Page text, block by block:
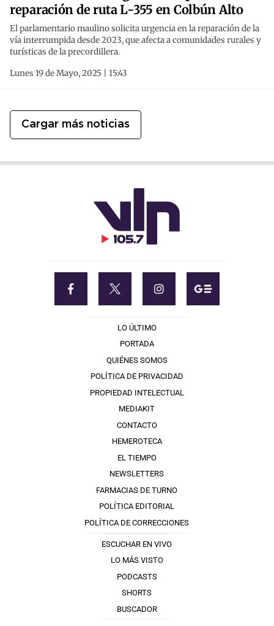
reparación de ruta L-355 en Colbún Alto
El parlamentario maulino solicita urgencia en la reparación de la
vía interrumpida desde 2023, que afecta a comunidades rurales y
turísticas de la precordillera.
Lunes 19 de Mayo, 2025 | 15:43
Cargar más noticias
LO ÚLTIMO
PORTADA
QUIÉNES SOMOS
POLÍTICA DE PRIVACIDAD
PROPIEDAD INTELECTUAL
MEDIAKIT
CONTACTO
HEMEROTECA
EL TIEMPO
NEWSLETTERS
FARMACIAS DE TURNO
POLÍTICA EDITORIAL
POLÍTICA DE CORRECCIONES
ESCUCHAR EN VIVO
LO MÁS VISTO
PODCASTS
SHORTS
BUSCADOR